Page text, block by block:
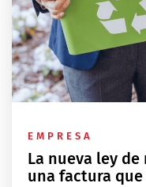
EMPRESA
La nueva ley
una factura